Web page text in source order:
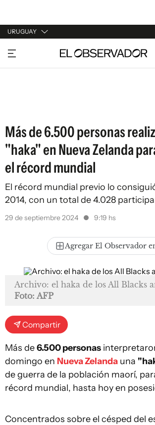
URUGUAY
URUGUAY
ARGENTINA
Más de 6.500 personas
"haka" en Nueva Zelanda
el récord mundial
El récord mundial previo lo
2014, con un total de 4.028
29 de septiembre 2024 9:19 hs
Agregar El Observador
Archivo: el haka de los All Blacks
Foto: AFP
Compartir
Más de6.500 personas
domingo en Nueva Zelanda una
de guerra de la población maorí,
récord mundial, hasta hoy en
Concentrados sobre el césped del